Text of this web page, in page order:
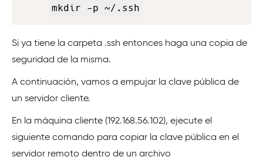
mkdir -p ~/.ssh
Si ya tiene la carpeta .ssh entonces haga una copia de
seguridad de la misma.
A continuación, vamos a empujar la clave pública de
un servidor cliente.
En la máquina cliente (192.168.56.102), ejecute el
siguiente comando para copiar la clave pública en el
servidor remoto dentro de un archivo